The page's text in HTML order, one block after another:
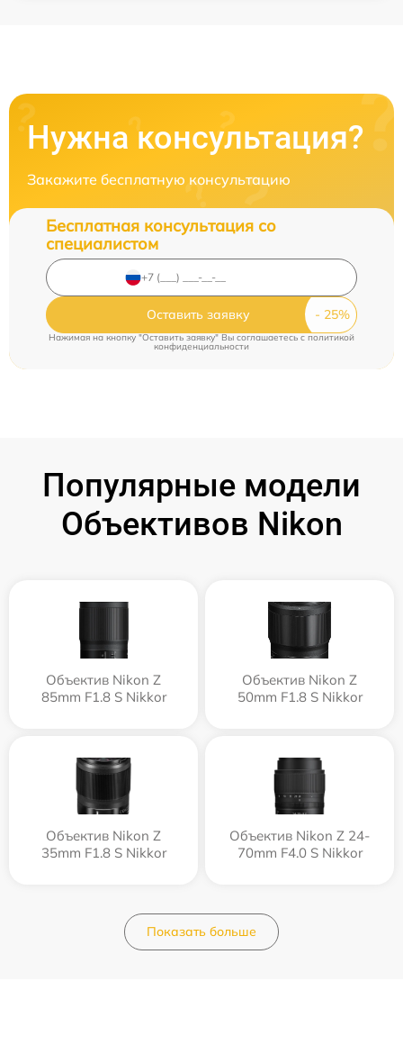
Нужна консультация?
Закажите бесплатную консультацию
Бесплатная консультация со
специалистом
Оставить заявку
Нажимая на кнопку "Оставить заявку" Вы соглашаетесь cполитикой
конфиденциальности
Популярные модели
Объективов Nikon
Объектив Nikon Z
85mm F1.8 S Nikkor
Объектив Nikon Z
50mm F1.8 S Nikkor
Объектив Nikon Z
35mm F1.8 S Nikkor
Объектив Nikon Z 24-
70mm F4.0 S Nikkor
Показать больше